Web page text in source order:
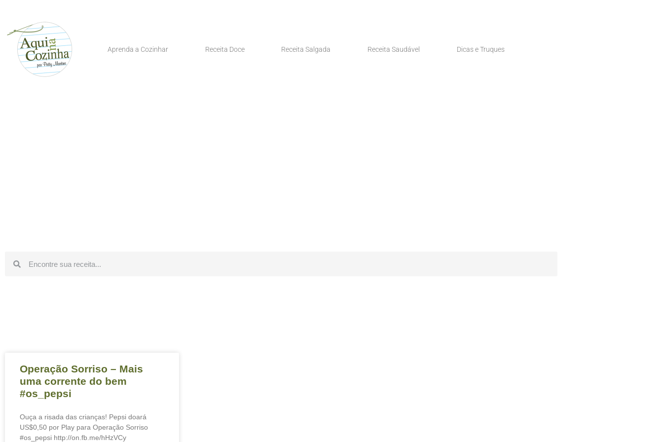
Aprenda a Cozinhar Receita Doce Receita Salgada Receita Saudável Dicas e Truques
Operação Sorriso – Mais
uma corrente do bem
#os_pepsi
Ouça a risada das crianças! Pepsi doará
US$0,50 por Play para Operação Sorriso
#os_pepsi http://on.fb.me/hHzVCy